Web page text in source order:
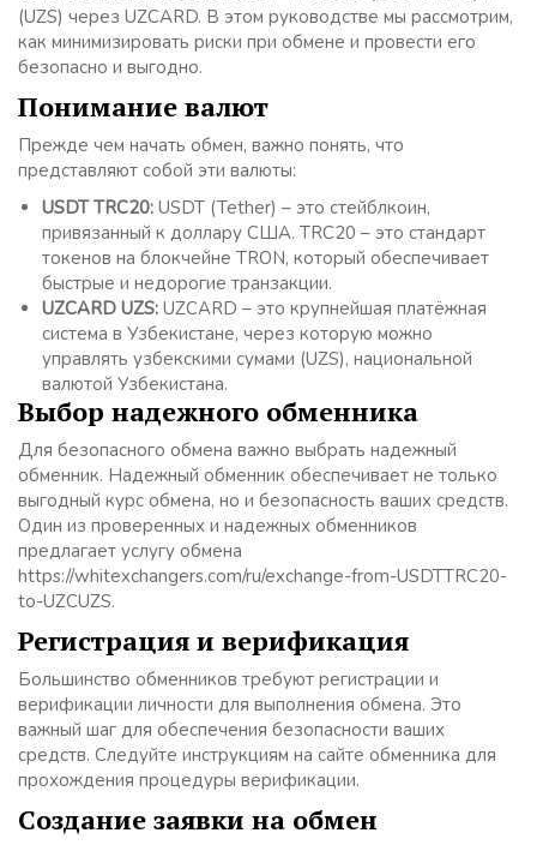
(UZS) через UZCARD. В этом руководстве мы рассмотрим,
как минимизировать риски при обмене и провести его
безопасно и выгодно.
Понимание валют
Прежде чем начать обмен, важно понять, что
представляют собой эти валюты:
USDT TRC20: USDT (Tether) – это стейблкоин,
привязанный к доллару США. TRC20 – это стандарт
токенов на блокчейне TRON, который обеспечивает
быстрые и недорогие транзакции.
UZCARD UZS: UZCARD – это крупнейшая платёжная
система в Узбекистане, через которую можно
управлять узбекскими сумами (UZS), национальной
валютой Узбекистана.
Выбор надежного обменника
Для безопасного обмена важно выбрать надежный
обменник. Надежный обменник обеспечивает не только
выгодный курс обмена, но и безопасность ваших средств.
Один из проверенных и надежных обменников
предлагает услугу обмена
https://whitexchangers.com/ru/exchange-from-USDTTRC20-
to-UZCUZS.
Регистрация и верификация
Большинство обменников требуют регистрации и
верификации личности для выполнения обмена. Это
важный шаг для обеспечения безопасности ваших
средств. Следуйте инструкциям на сайте обменника для
прохождения процедуры верификации.
Создание заявки на обмен